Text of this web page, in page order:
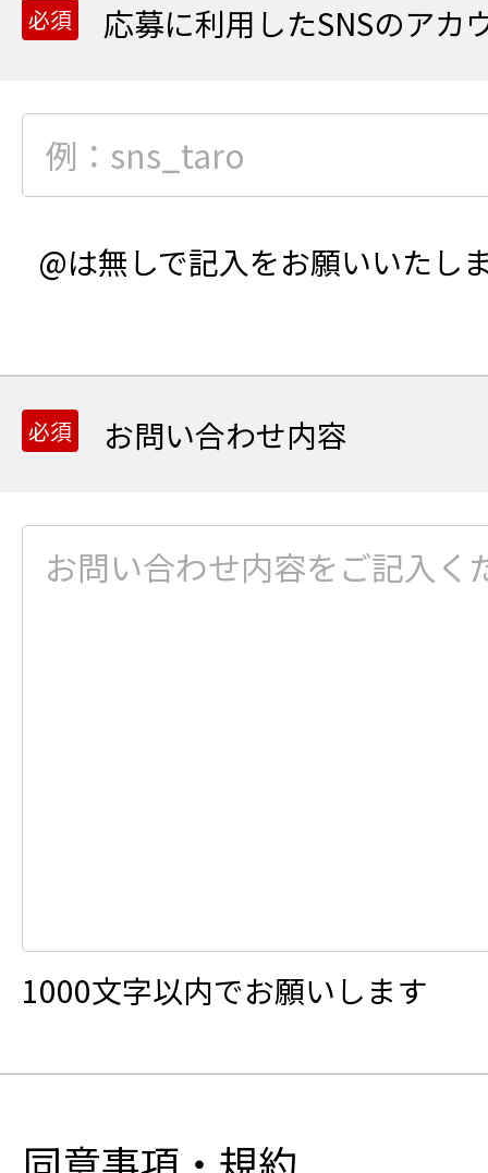
応募に利用したSNSのアカ
@は無しで記入をお願いいたし
お問い合わせ内容
1000文字以内でお願いします